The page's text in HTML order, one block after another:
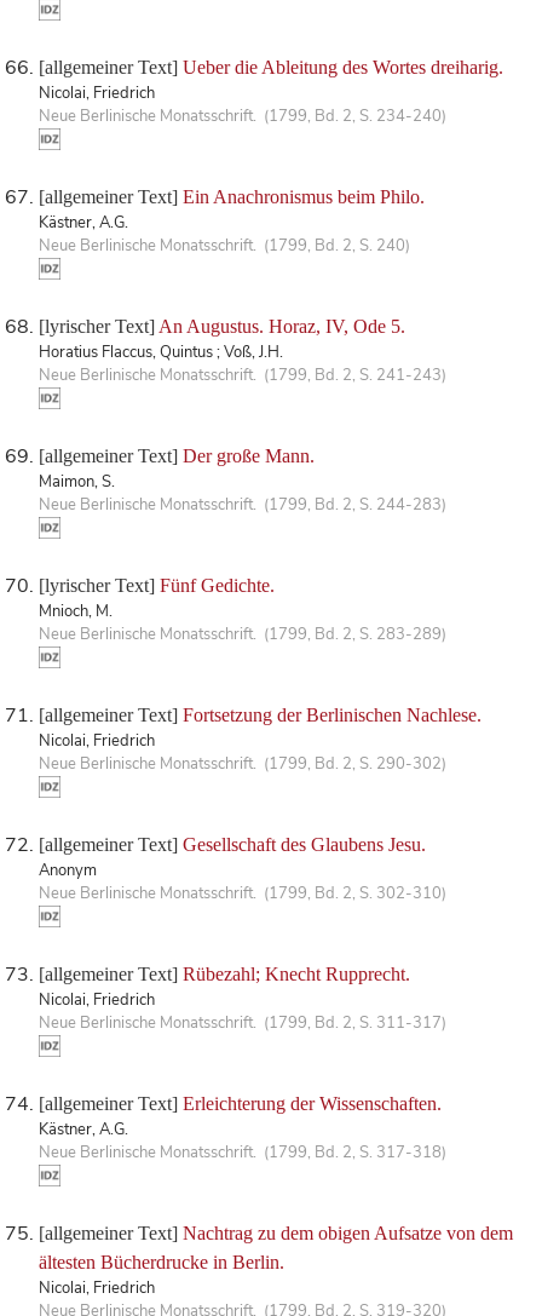
[allgemeiner Text] Ueber die Ableitung des Wortes dreiharig.
Nicolai, Friedrich
Neue Berlinische Monatsschrift. (1799, Bd. 2, S. 234-240)
[allgemeiner Text] Ein Anachronismus beim Philo.
Kästner, A.G.
Neue Berlinische Monatsschrift. (1799, Bd. 2, S. 240)
[lyrischer Text] An Augustus. Horaz, IV, Ode 5.
Horatius Flaccus, Quintus ; Voß, J.H.
Neue Berlinische Monatsschrift. (1799, Bd. 2, S. 241-243)
[allgemeiner Text] Der große Mann.
Maimon, S.
Neue Berlinische Monatsschrift. (1799, Bd. 2, S. 244-283)
[lyrischer Text] Fünf Gedichte.
Mnioch, M.
Neue Berlinische Monatsschrift. (1799, Bd. 2, S. 283-289)
[allgemeiner Text] Fortsetzung der Berlinischen Nachlese.
Nicolai, Friedrich
Neue Berlinische Monatsschrift. (1799, Bd. 2, S. 290-302)
[allgemeiner Text] Gesellschaft des Glaubens Jesu.
Anonym
Neue Berlinische Monatsschrift. (1799, Bd. 2, S. 302-310)
[allgemeiner Text] Rübezahl; Knecht Rupprecht.
Nicolai, Friedrich
Neue Berlinische Monatsschrift. (1799, Bd. 2, S. 311-317)
[allgemeiner Text] Erleichterung der Wissenschaften.
Kästner, A.G.
Neue Berlinische Monatsschrift. (1799, Bd. 2, S. 317-318)
[allgemeiner Text] Nachtrag zu dem obigen Aufsatze von dem
ältesten Bücherdrucke in Berlin.
Nicolai, Friedrich
Neue Berlinische Monatsschrift. (1799, Bd. 2, S. 319-320)